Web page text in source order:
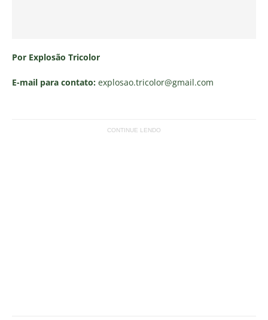
Por Explosão Tricolor
E-mail para contato: explosao.tricolor@gmail.com
CONTINUE LENDO